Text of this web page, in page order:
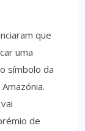
que
uma
símbolo da
de